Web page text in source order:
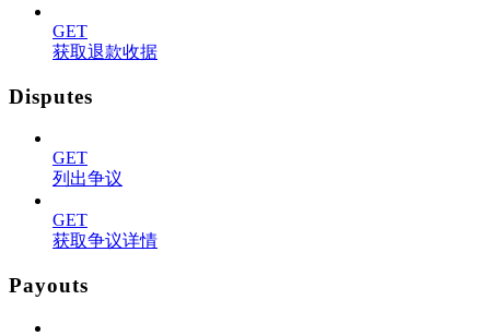
GET
获取退款收据
Disputes
GET
列出争议
GET
获取争议详情
Payouts